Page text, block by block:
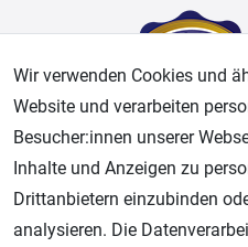
AGB Widerrufsrecht
Wir verwenden Cookies und
Website und verarbeiten
Besucher:innen unserer
Inhalte und Anzeigen zu
Drittanbietern einzubinden
analysieren. Die